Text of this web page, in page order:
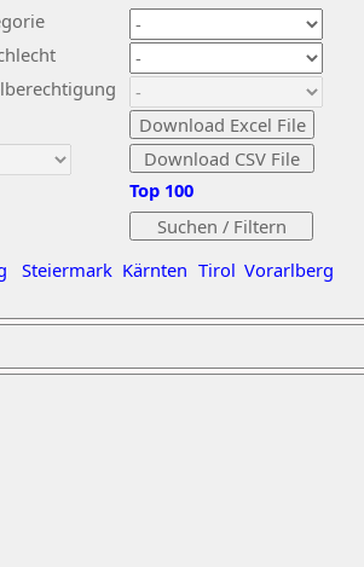
Steiermark Kärnten Tirol Vorarlberg
Top 100